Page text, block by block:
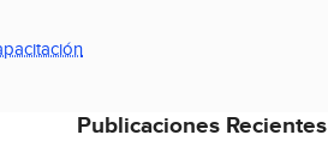
Publicaciones Recientes